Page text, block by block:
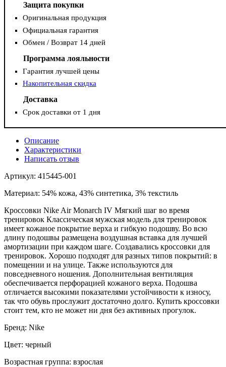
Защита покупки
Оригинальная продукция
Официальная гарантия
Обмен / Возврат 14 дней
Программа лояльности
Гарантия лучшей цены
Накопительная скидка
Доставка
Срок доставки от 1 дня
Описание
Характеристики
Написать отзыв
Артикул: 415445-001
Материал: 54% кожа, 43% синтетика, 3% текстиль
Кроссовки Nike Air Monarch IV Мягкий шаг во время
тренировок Классическая мужская модель для тренировок
имеет кожаное покрытие верха и гибкую подошву. Во всю
длину подошвы размещена воздушная вставка для лучшей
амортизации при каждом шаге. Создавались кроссовки для
тренировок. Хорошо подходят для разных типов покрытий: в
помещении и на улице. Также используются для
повседневного ношения. Дополнительная вентиляция
обеспечивается перфорацией кожаного верха. Подошва
отличается высокими показателями устойчивости к износу,
так что обувь прослужит достаточно долго. Купить кроссовки
стоит тем, кто не может ни дня без активных прогулок.
Бренд: Nike
Цвет: черный
Возрастная группа: взрослая